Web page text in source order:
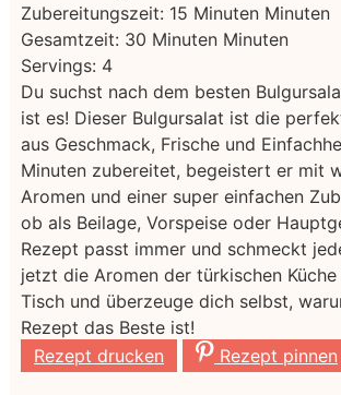
Zubereitungszeit: 15 Minuten Minuten
Gesamtzeit: 30 Minuten Minuten
Servings: 4
Du suchst nach dem besten
ist es! Dieser Bulgursalat ist die
aus Geschmack, Frische und
Minuten zubereitet, begeistert er mit
Aromen und einer super einfachen
ob als Beilage, Vorspeise oder
Rezept passt immer und schmeckt
jetzt die Aromen der türkischen
Tisch und überzeuge dich selbst,
Rezept das Beste ist!
Rezept drucken
Rezept pinnen